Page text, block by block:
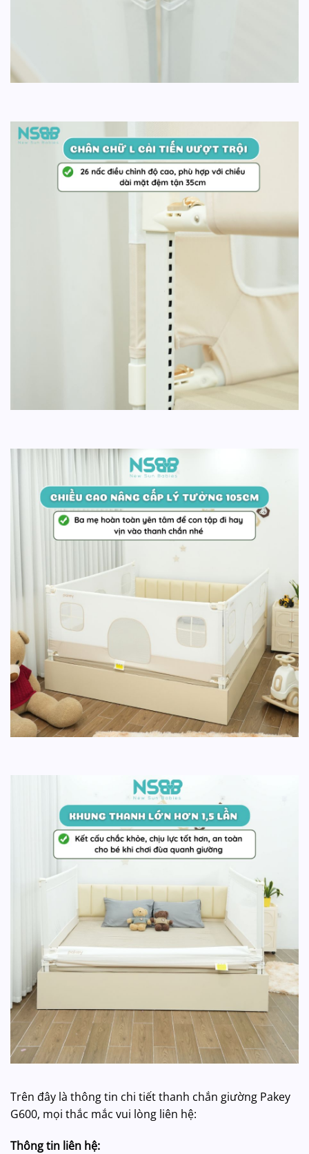
Trên đây là thông tin chi tiết thanh chắn giường Pakey
G600, mọi thắc mắc vui lòng liên hệ:
Thông tin liên hệ: